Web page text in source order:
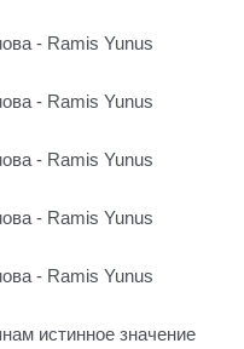
- Ramis Yunus
- Ramis Yunus
- Ramis Yunus
- Ramis Yunus
- Ramis Yunus
истинное значение